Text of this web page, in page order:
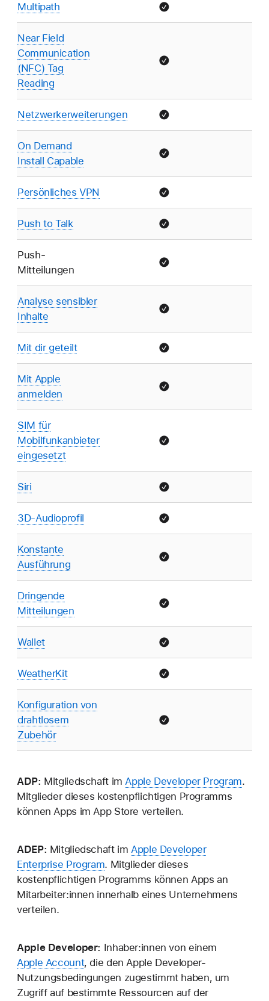
Multipath
Near Field
Communication
(NFC) Tag
Reading
Netzwerkerweiterungen
On Demand
Install Capable
Persönliches VPN
Push to Talk
Push-
Mitteilungen
Analyse sensibler
Inhalte
Mit dir geteilt
Mit Apple
anmelden
SIM für
Mobilfunkanbieter
eingesetzt
Siri
3D-Audioprofil
Konstante
Ausführung
Dringende
Mitteilungen
Wallet
WeatherKit
Konfiguration von
drahtlosem
Zubehör
ADP: Mitgliedschaft im Apple Developer Program.
Mitglieder dieses kostenpflichtigen Programms
können Apps im App Store verteilen.
ADEP: Mitgliedschaft imApple Developer
Enterprise Program. Mitglieder dieses
kostenpflichtigen Programms können Apps an
Mitarbeiter:innen innerhalb eines Unternehmens
verteilen.
Apple Developer: Inhaber:innen von einem
Apple Account, die den Apple Developer-
Nutzungsbedingungen zugestimmt haben, um
Zugriff auf bestimmte Ressourcen auf der